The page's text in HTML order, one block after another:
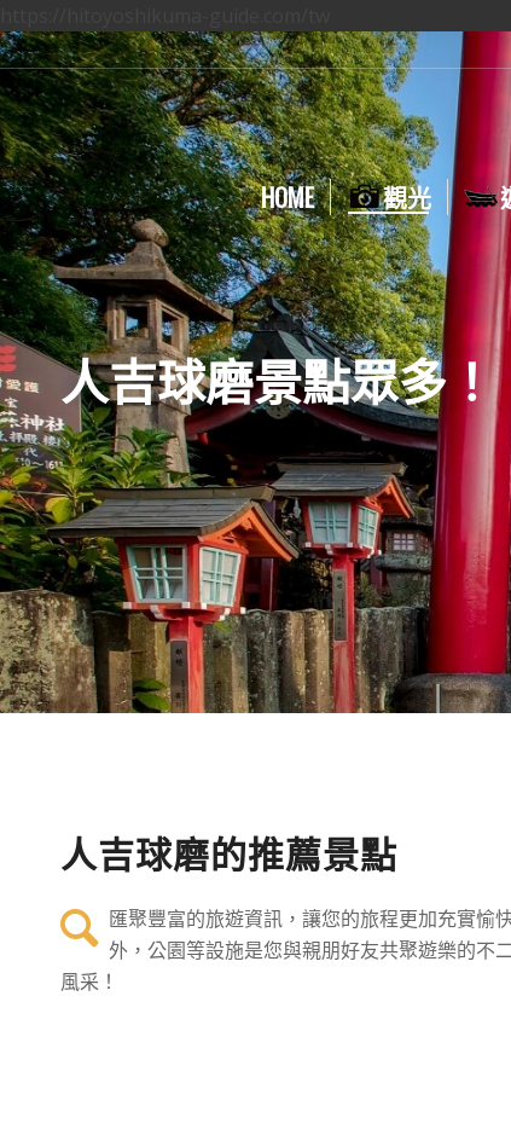
HOME 觀光
人吉球磨景點眾多！
人吉球磨的推薦景點
匯聚豐富的旅遊資訊，讓您的旅程更加充實愉
外，公園等設施是您與親朋好友共聚遊樂的不
風采！